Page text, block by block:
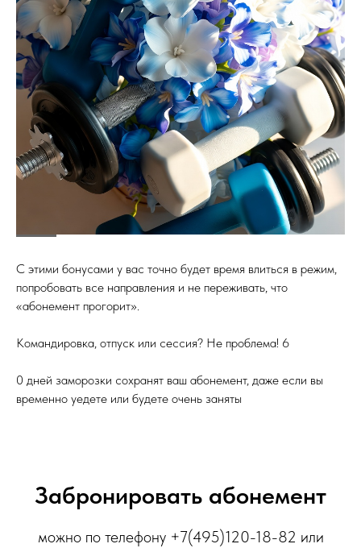
С этими бонусами у вас точно будет время влиться в режим,
попробовать все направления и не переживать, что
«абонемент прогорит».
Командировка, отпуск или сессия? Не проблема! 6
0 дней заморозки сохранят ваш абонемент, даже если вы
временно уедете или будете очень заняты
Забронировать абонемент
можно по телефону +7(495)120-18-82 или